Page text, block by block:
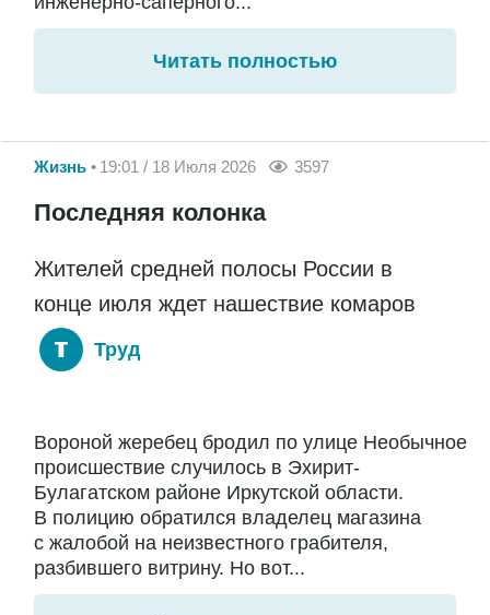
Читать полностью
Жизнь 19:01 / 18 Июля 2026 3597
Последняя колонка
Жителей средней полосы России в
конце июля ждет нашествие комаров
Труд
Вороной жеребец бродил по улице Необычное
происшествие случилось в Эхирит-
Булагатском районе Иркутской области.
В полицию обратился владелец магазина
с жалобой на неизвестного грабителя,
разбившего витрину. Но вот...